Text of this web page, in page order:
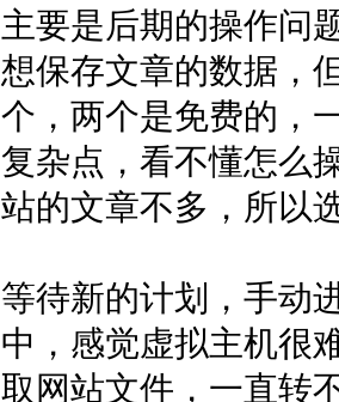
主要是后期的操作问
想保存文章的数据，
个，两个是免费的，
复杂点，看不懂怎么
站的文章不多，所以
等待新的计划，手动
中，感觉虚拟主机很
取网站文件，一直转